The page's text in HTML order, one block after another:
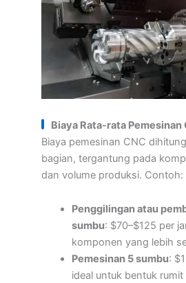
Biaya Rata-rata Pemesinan
Biaya pemesinan CNC
bagian, tergantung pada
dan volume produksi. Contoh:
Penggilingan atau
sumbu: $70–$125 per
komponen yang lebih
Pemesinan 5 sumbu:
ideal untuk bentuk rumit